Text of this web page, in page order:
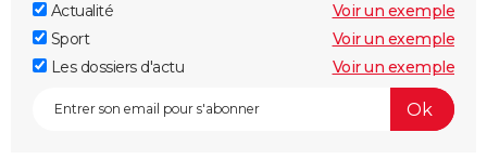
Actualité
Voir un exemple
Sport
Voir un exemple
Les dossiers d'actu
Voir un exemple